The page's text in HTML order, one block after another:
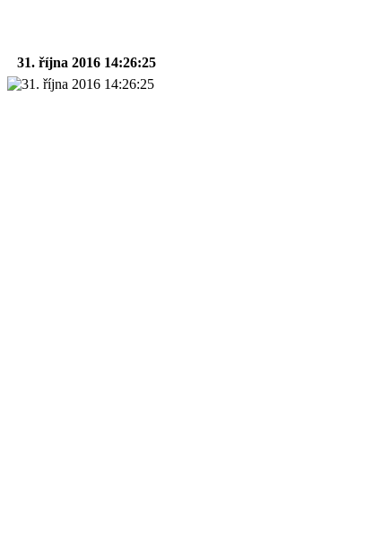
31. října 2016 14:26:25